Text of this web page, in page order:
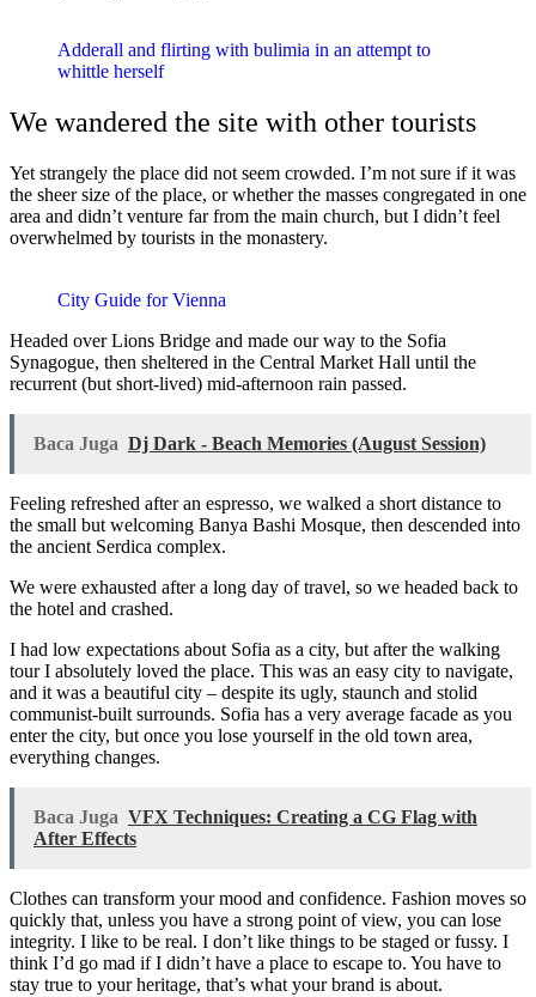
Adderall and flirting with bulimia in an attempt to
whittle herself
We wandered the site with other tourists
Yet strangely the place did not seem crowded. I’m not sure if it was
the sheer size of the place, or whether the masses congregated in one
area and didn’t venture far from the main church, but I didn’t feel
overwhelmed by tourists in the monastery.
City Guide for Vienna
Headed over Lions Bridge and made our way to the Sofia
Synagogue, then sheltered in the Central Market Hall until the
recurrent (but short-lived) mid-afternoon rain passed.
Baca Juga Dj Dark - Beach Memories (August Session)
Feeling refreshed after an espresso, we walked a short distance to
the small but welcoming Banya Bashi Mosque, then descended into
the ancient Serdica complex.
We were exhausted after a long day of travel, so we headed back to
the hotel and crashed.
I had low expectations about Sofia as a city, but after the walking
tour I absolutely loved the place. This was an easy city to navigate,
and it was a beautiful city – despite its ugly, staunch and stolid
communist-built surrounds. Sofia has a very average facade as you
enter the city, but once you lose yourself in the old town area,
everything changes.
Baca Juga VFX Techniques: Creating a CG Flag with
After Effects
Clothes can transform your mood and confidence. Fashion moves so
quickly that, unless you have a strong point of view, you can lose
integrity. I like to be real. I don’t like things to be staged or fussy. I
think I’d go mad if I didn’t have a place to escape to. You have to
stay true to your heritage, that’s what your brand is about.